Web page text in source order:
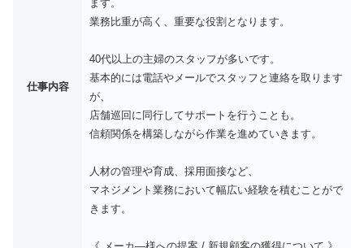
仕事内容
ます。
業務比重が高く、重要な役割となります。
40代以上の主婦のスタッフが多いです。
基本的には電話やメールでスタッフと連絡を取ります
が、
店舗巡回に同行してサポートを行うことも。
信頼関係を構築しながら作業を進めていきます。
人材の管理や育成、採用面接など、
マネジメント業務において幅広い経験を積むことがで
きます。